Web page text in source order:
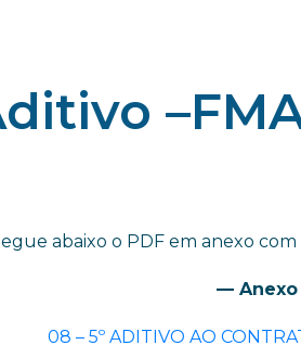
abaixo o PDF em anexo com
—
08 – 5º ADITIVO AO